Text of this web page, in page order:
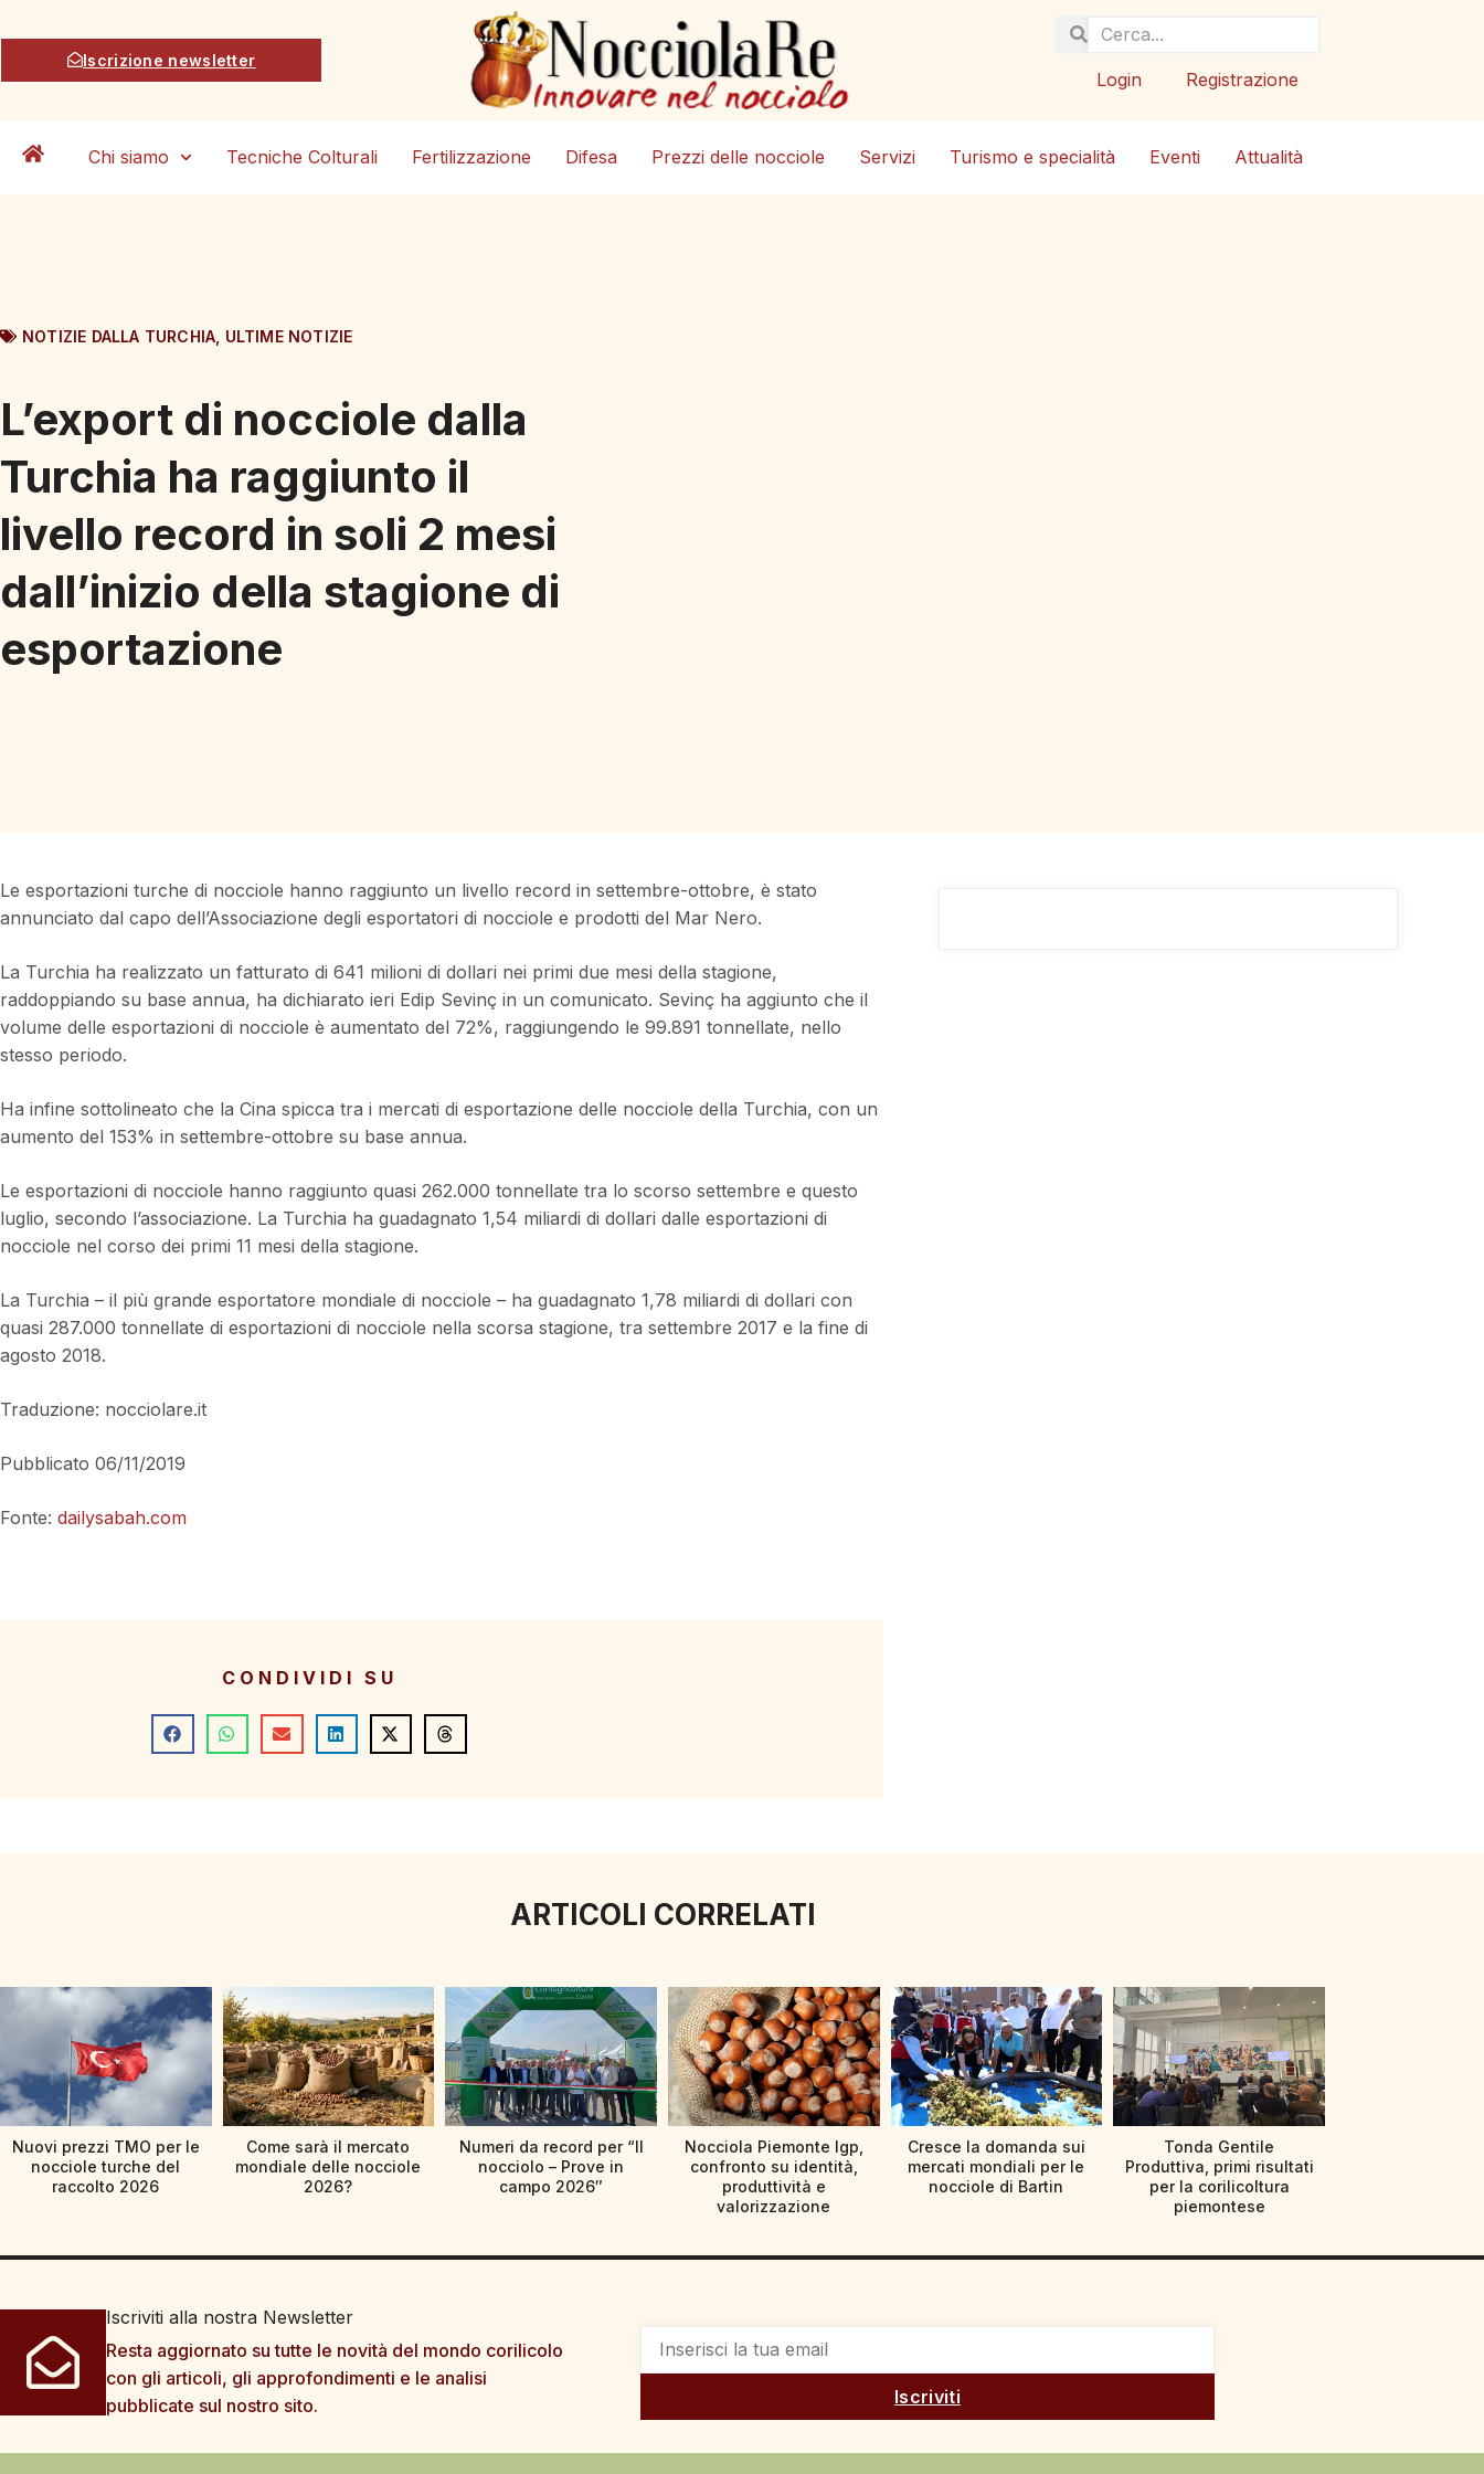
Iscrizione newsletter
Login Registrazione
Chi siamo Tecniche Colturali Fertilizzazione Difesa Prezzi delle nocciole Servizi Turismo e specialità Eventi Attualità
NOTIZIE DALLA TURCHIA ULTIME NOTIZIE
L’export di nocciole dalla
Turchia ha raggiunto il
livello record in soli 2 mesi
dall’inizio della stagione di
esportazione
Le esportazioni turche di nocciole hanno raggiunto un livello record in settembre-ottobre, è stato
annunciato dal capo dell’Associazione degli esportatori di nocciole e prodotti del Mar Nero.
La Turchia ha realizzato un fatturato di 641 milioni di dollari nei primi due mesi della stagione,
raddoppiando su base annua, ha dichiarato ieri Edip Sevinç in un comunicato. Sevinç ha aggiunto che il
volume delle esportazioni di nocciole è aumentato del 72%, raggiungendo le 99.891 tonnellate, nello
stesso periodo.
Ha infine sottolineato che la Cina spicca tra i mercati di esportazione delle nocciole della Turchia, con un
aumento del 153% in settembre-ottobre su base annua.
Le esportazioni di nocciole hanno raggiunto quasi 262.000 tonnellate tra lo scorso settembre e questo
luglio, secondo l’associazione. La Turchia ha guadagnato 1,54 miliardi di dollari dalle esportazioni di
nocciole nel corso dei primi 11 mesi della stagione.
La Turchia – il più grande esportatore mondiale di nocciole – ha guadagnato 1,78 miliardi di dollari con
quasi 287.000 tonnellate di esportazioni di nocciole nella scorsa stagione, tra settembre 2017 e la fine di
agosto 2018.
Traduzione: nocciolare.it
Pubblicato 06/11/2019
Fonte: dailysabah.com
CONDIVIDI SU
ARTICOLI CORRELATI
Nuovi prezzi TMO per le
nocciole turche del
raccolto 2026
Come sarà il mercato
mondiale delle nocciole
2026?
Numeri da record per “Il
nocciolo – Prove in
campo 2026″
Nocciola Piemonte Igp,
confronto su identità,
produttività e
valorizzazione
Cresce la domanda sui
mercati mondiali per le
nocciole di Bartin
Tonda Gentile
Produttiva, primi risultati
per la corilicoltura
piemontese
Iscriviti alla nostra Newsletter
Resta aggiornato su tutte le novità del mondo corilicolo
con gli articoli, gli approfondimenti e le analisi
pubblicate sul nostro sito.
Iscriviti